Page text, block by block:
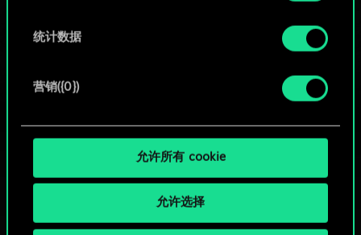
统计数据
营销({0})
允许所有 cookie
允许选择